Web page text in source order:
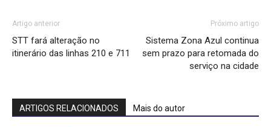
Artigo anterior
STT fará alteração no
itinerário das linhas 210 e 711
Próximo artigo
Sistema Zona Azul continua
sem prazo para retomada do
serviço na cidade
ARTIGOS RELACIONADOS Mais do autor